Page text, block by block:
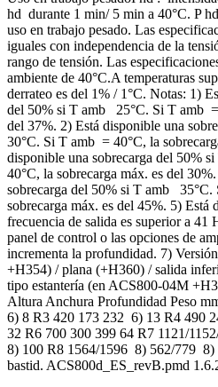
hd durante 1 min/ 5 min a 40°C. P
uso en trabajo pesado. Las
iguales con independencia de la
rango de tensión. Las
ambiente de 40°C.A temperaturas
derrateo es del 1% / 1°C. Notas: 1)
del 50% si T amb 25°C. Si T amb =
del 37%. 2) Está disponible una
30°C. Si T amb = 40°C, la
disponible una sobrecarga del 50%
40°C, la sobrecarga máx. es del
sobrecarga del 50% si T amb
sobrecarga máx. es del 45%. 5)
frecuencia de salida es superior a 41
panel de control o las opciones de
incrementa la profundidad. 7)
+H354) / plana (+H360) / salida
tipo estantería (en ACS800-04M
Altura Anchura Profundidad Peso
6) 8 R3 420 173 232 6) 13 R4 490
32 R6 700 300 399 64 R7 1121/
8) 100 R8 1564/1596 8) 562/779 8)
bastid. ACS800d_ES_revB.pmd